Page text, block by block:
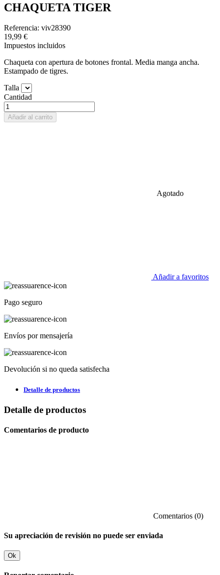
CHAQUETA TIGER
Referencia: viv28390
19,99 €
Impuestos incluidos
Chaqueta con apertura de botones frontal. Media manga ancha.
Estampado de tigres.
Talla
Cantidad
Añadir al carrito
Agotado
Añadir a favoritos
Pago seguro
Envíos por mensajería
Devolución si no queda satisfecha
Detalle de productos
Detalle de productos
Comentarios de producto
Comentarios (0)
Su apreciación de revisión no puede ser enviada
Ok